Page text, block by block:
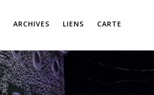
ARCHIVES LIENS CARTE